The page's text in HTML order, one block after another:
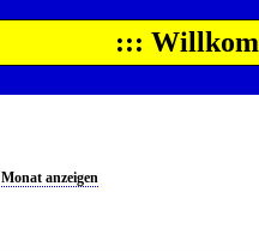
:::
Monat anzeigen